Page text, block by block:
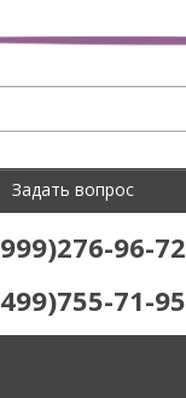
Задать вопрос
96-72
71-95